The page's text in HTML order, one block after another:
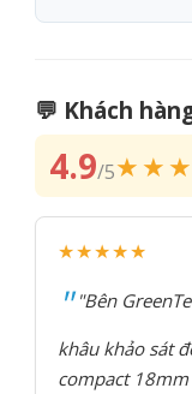
💬 Khách
4.9/5
★★★★★
"Bên
khâu khảo sát
compact